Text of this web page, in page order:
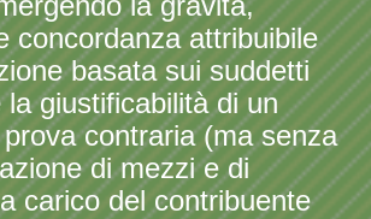
concordanza attribuibile
basata sui suddetti
giustificabilità di un
contraria (ma senza
di mezzi e di
carico del contribuente